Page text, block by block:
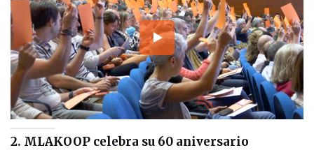
2. MLAKOOP celebra su 60 aniversario